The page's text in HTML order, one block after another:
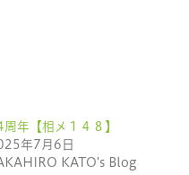
周年【相メ１４８】
年7月6日
KATO's Blog